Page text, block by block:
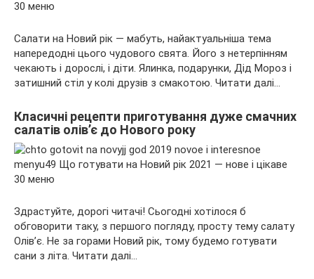
Салати на Новий рік — мабуть, найактуальніша тема
напередодні цього чудового свята. Його з нетерпінням
чекають і дорослі, і діти. Ялинка, подарунки, Дід Мороз і
затишний стіл у колі друзів з смакотою. Читати далі…
Класичні рецепти приготування дуже смачних
салатів олів’є до Нового року
Здрастуйте, дорогі читачі! Сьогодні хотілося б
обговорити таку, з першого погляду, просту тему салату
Олів’є. Не за горами Новий рік, тому будемо готувати
сани з літа. Читати далі…